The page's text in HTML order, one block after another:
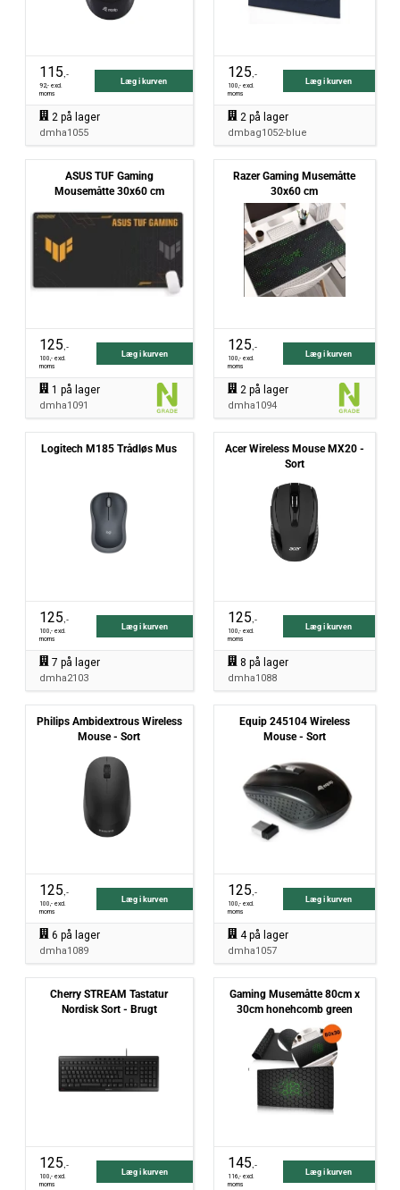
115,-
92,- excl.
moms
Læg i kurven
2på lager
dmha1055
125,-
100,- excl.
moms
Læg i kurven
2 på lager
dmbag1052-blue
ASUS TUF Gaming
Mousemåtte 30x60 cm
125,-
100,- excl.
moms
Læg i kurven
1 på lager
dmha1091
Razer Gaming Musemåtte
30x60 cm
125,-
100,- excl.
moms
Læg i kurven
2 på lager
dmha1094
Logitech M185 Trådløs Mus
125,-
100,- excl.
moms
Læg i kurven
7 på lager
dmha2103
Acer Wireless Mouse MX20 -
Sort
125,-
100,- excl.
moms
Læg i kurven
8 på lager
dmha1088
Philips Ambidextrous Wireless
Mouse - Sort
125,-
100,- excl.
moms
Læg i kurven
6 på lager
dmha1089
Equip 245104 Wireless
Mouse - Sort
125,-
100,- excl.
moms
Læg i kurven
4på lager
dmha1057
Cherry STREAM Tastatur
Nordisk Sort - Brugt
125,-
100,- excl.
moms
Læg i kurven
Gaming Musemåtte 80cm x
30cm honehcomb green
145,-
116,- excl.
moms
Læg i kurven